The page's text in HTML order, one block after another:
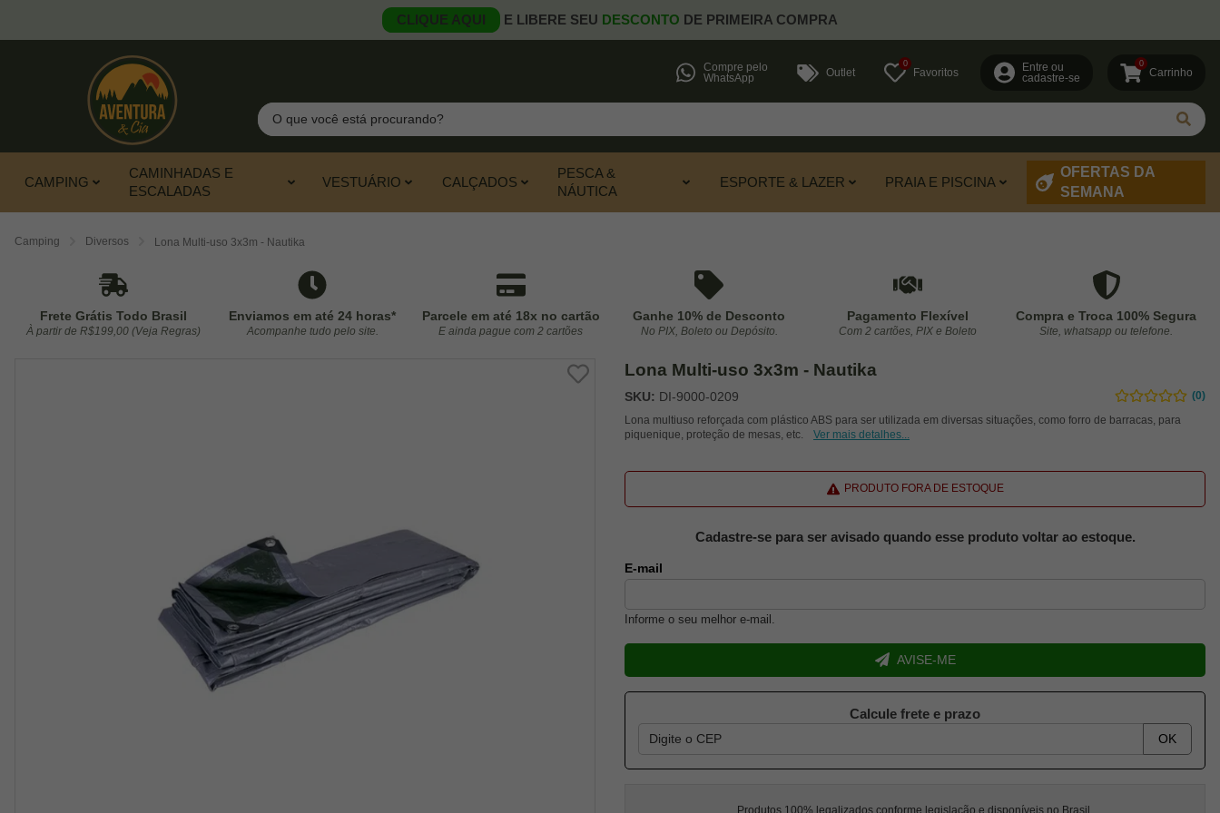
CLIQUE AQUI E LIBERE SEU DESCONTO DE PRIMEIRA COMPRA
Compre pelo
WhatsApp
Outlet
0
Favoritos
Entre ou
cadastre-se
0
Carrinho
Pesquisar
CAMPING
CAMINHADAS E
ESCALADAS
VESTUÁRIO CALÇADOS
PESCA &
NÁUTICA
ESPORTE & LAZER PRAIA E PISCINA
OFERTAS DA
SEMANA
Camping Diversos Lona Multi-uso 3x3m - Nautika
Frete Grátis Todo Brasil
À partir de R$199,00 (Veja Regras)
Enviamos em até 24 horas*
Acompanhe tudo pelo site.
Parcele em até 18x no cartão
E ainda pague com 2 cartões
Ganhe 10% de Desconto
No PIX, Boleto ou Depósito.
Pagamento Flexível
Com 2 cartões, PIX e Boleto
Compra e Troca 100% Segura
Site, whatsapp ou telefone.
Lona Multi-uso 3x3m - Nautika
SKU: DI-9000-0209
(0)
Lona multiuso reforçada com plástico ABS para ser utilizada em diversas situações, como forro de barracas, para
piquenique, proteção de mesas, etc.
Ver mais detalhes...
PRODUTO FORA DE ESTOQUE
Cadastre-se para ser avisado quando esse produto voltar ao estoque.
E-mail
Informe o seu melhor e-mail.
AVISE-ME
Calcule frete e prazo
OK
Produtos 100% legalizados conforme legislação e disponíveis no Brasil.